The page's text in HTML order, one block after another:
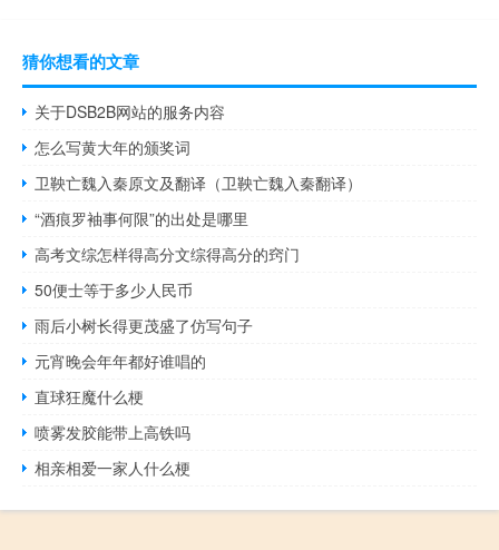
猜你想看的文章
关于DSB2B网站的服务内容
怎么写黄大年的颁奖词
卫鞅亡魏入秦原文及翻译（卫鞅亡魏入秦翻译）
“酒痕罗袖事何限”的出处是哪里
高考文综怎样得高分文综得高分的窍门
50便士等于多少人民币
雨后小树长得更茂盛了仿写句子
元宵晚会年年都好谁唱的
直球狂魔什么梗
喷雾发胶能带上高铁吗
相亲相爱一家人什么梗